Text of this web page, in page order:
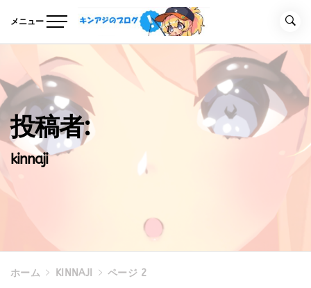
へ
ス
キ
プ
メニュー
キンアジのブログ
Unreal Engineの事を気ままに記事にするブログ
投稿者:
kinnaji
ホーム KINNAJI ページ 2